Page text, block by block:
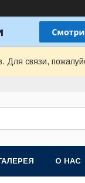
связи,
О НАС